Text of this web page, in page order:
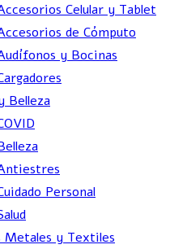
Celular y Tablet
de Cómputo
y Bocinas
Belleza
Personal
Metales y Textiles